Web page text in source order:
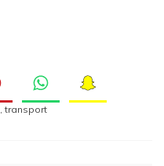
,transport